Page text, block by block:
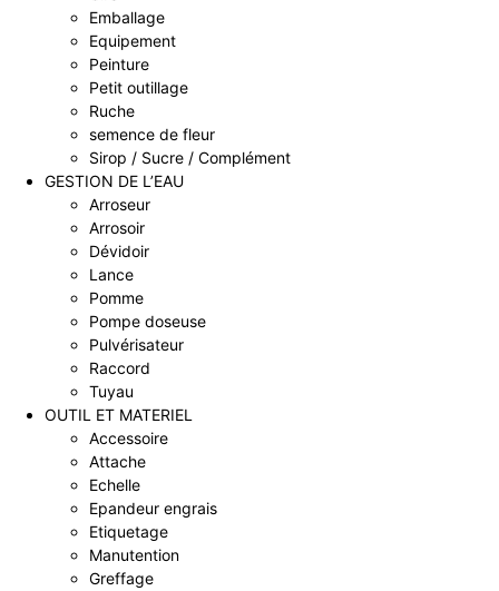
Emballage
Equipement
Peinture
Petit outillage
Ruche
semence de fleur
Sirop / Sucre / Complément
GESTION DE L’EAU
Arroseur
Arrosoir
Dévidoir
Lance
Pomme
Pompe doseuse
Pulvérisateur
Raccord
Tuyau
OUTIL ET MATERIEL
Accessoire
Attache
Echelle
Epandeur engrais
Etiquetage
Manutention
Greffage